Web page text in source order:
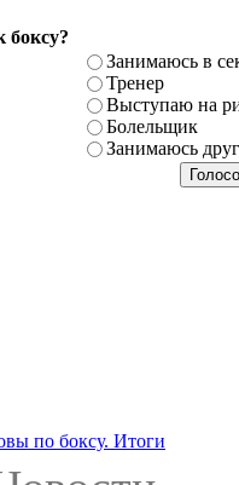
боксу?
Занимаюсь в
Тренер
Выступаю на
Болельщик
Занимаюсь
по боксу. Итоги